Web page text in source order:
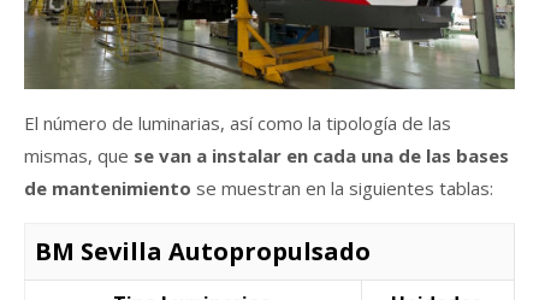
El número de luminarias, así como la tipología de las
mismas, que se van a instalar en cada una de las bases
de mantenimiento se muestran en la siguientes tablas:
BM Sevilla Autopropulsado